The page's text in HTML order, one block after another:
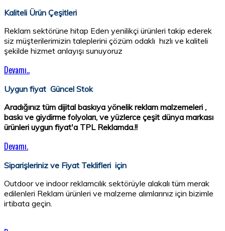
Kaliteli Ürün Çeşitleri
Reklam sektörüne hitap Eden yenilikçi ürünleri takip ederek
siz müşterilerimizin taleplerini çözüm odaklı hızlı ve kaliteli
şekilde hizmet anlayışı sunuyoruz
Devamı..
Uygun fiyat Güncel Stok
Aradığınız tüm dijital baskıya yönelik reklam malzemeleri ,
baskı ve giydirme folyoları, ve yüzlerce çeşit dünya markası
ürünleri uygun fiyat'a TPL Reklamda.!!
Devamı.
Siparişleriniz ve Fiyat Teklifleri için
Outdoor ve indoor reklamcılık sektörüyle alakalı tüm merak
edilenleri Reklam ürünleri ve malzeme alımlarınız için bizimle
irtibata geçin.